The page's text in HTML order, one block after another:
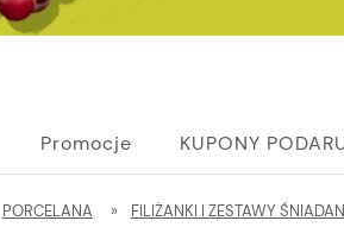
Promocje KUPONY
PORCELANA » FILIŻANKI I ZESTAWY